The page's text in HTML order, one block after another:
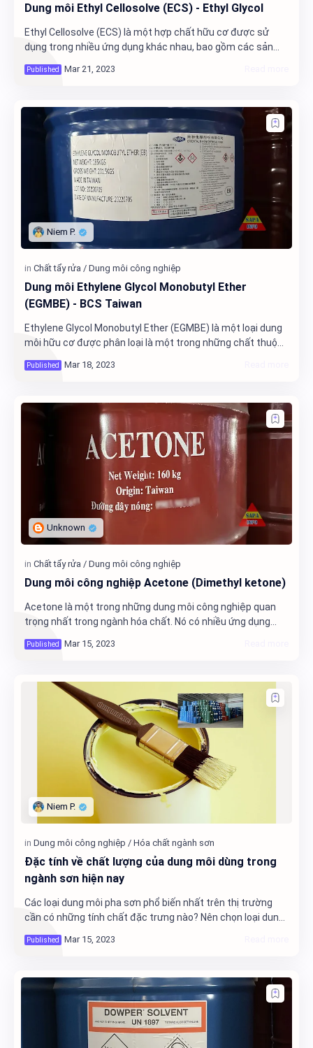
Dung môi Ethyl Cellosolve (ECS) - Ethyl Glycol
Ethyl Cellosolve (ECS) là một hợp chất hữu cơ được sử
dụng trong nhiều ứng dụng khác nhau, bao gồm các sản
bài viết này, chúng ta sẽ tìm hiểu về
Dung môi Ethylene Glycol Monobutyl Ether
(EGMBE) - BCS Taiwan
Ethylene Glycol Monobutyl Ether (EGMBE) là một loại dung
môi hữu cơ được phân loại là một trong những chất thuộc
nhóm BCS (Butyl Cellosolve Solvent) hoặc EGBE (ethylene
glycol monobutyl ether). Đây là
Dung môi công nghiệp Acetone (Dimethyl ketone)
Acetone là một trong những dung môi công nghiệp quan
trọng nhất trong ngành hóa chất. Nó có nhiều ứng dụng
trong sản xuất các sản phẩm như sơn, nhựa, mực in và
thuốc nhuộm. Trong bài viết này, chúng t
Đặc tính về chất lượng của dung môi dùng trong
ngành sơn hiện nay
Các loại dung môi pha sơn phổ biến nhất trên thị trường
cần có những tính chất đặc trưng nào? Nên chọn loại dung
môi nào là thích hợp nhất? Đâu là các loại dung môi pha
sơn nào an toàn và phổ biến hiệ